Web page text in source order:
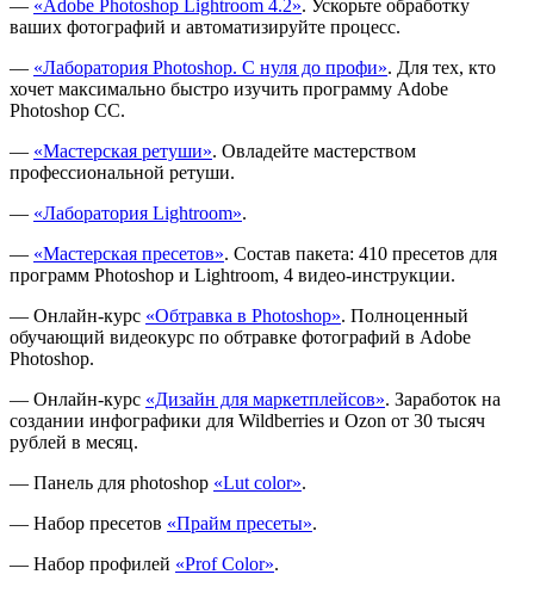
— «Adobe Photoshop Lightroom 4.2». Ускорьте обработку
ваших фотографий и автоматизируйте процесс.
— «Лаборатория Photoshop. С нуля до профи». Для тех, кто
хочет максимально быстро изучить программу Adobe
Photoshop CC.
— «Мастерская ретуши». Овладейте мастерством
профессиональной ретуши.
— «Лаборатория Lightroom».
— «Мастерская пресетов». Состав пакета: 410 пресетов для
программ Photoshop и Lightroom, 4 видео-инструкции.
— Онлайн-курс «Обтравка в Photoshop». Полноценный
обучающий видеокурс по обтравке фотографий в Adobe
Photoshop.
— Онлайн-курс «Дизайн для маркетплейсов». Заработок на
создании инфографики для Wildberries и Ozon от 30 тысяч
рублей в месяц.
— Панель для photoshop «Lut color».
— Набор пресетов «Прайм пресеты».
— Набор профилей «Prof Color».